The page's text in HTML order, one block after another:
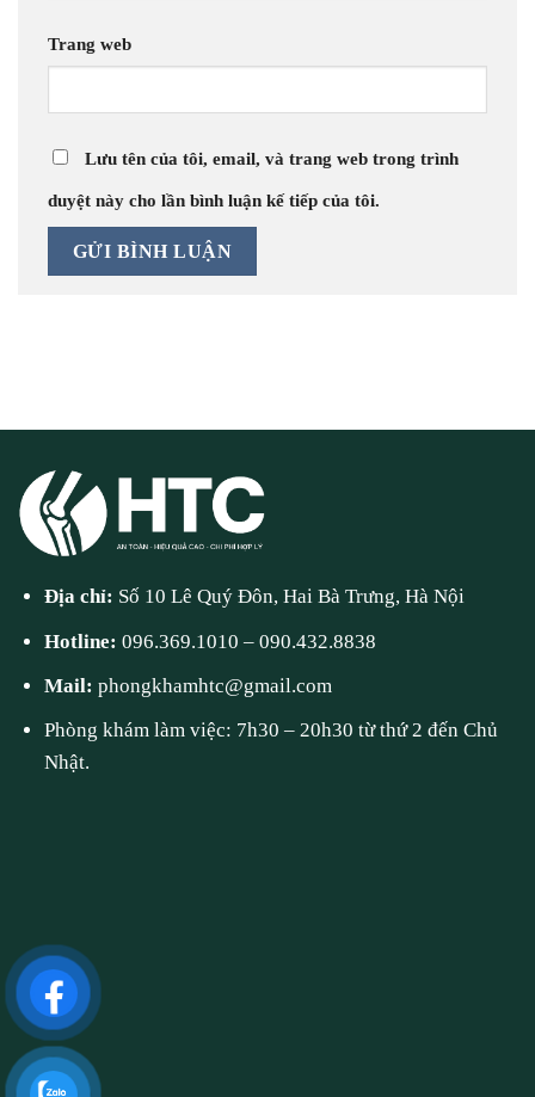
Trang web
Lưu tên của tôi, email, và trang web trong trình
duyệt này cho lần bình luận kế tiếp của tôi.
Địa chỉ: Số 10 Lê Quý Đôn, Hai Bà Trưng, Hà Nội
Hotline:096.369.1010 –090.432.8838
Mail:phongkhamhtc@gmail.com
Phòng khám làm việc: 7h30 – 20h30 từ thứ 2 đến Chủ
Nhật.